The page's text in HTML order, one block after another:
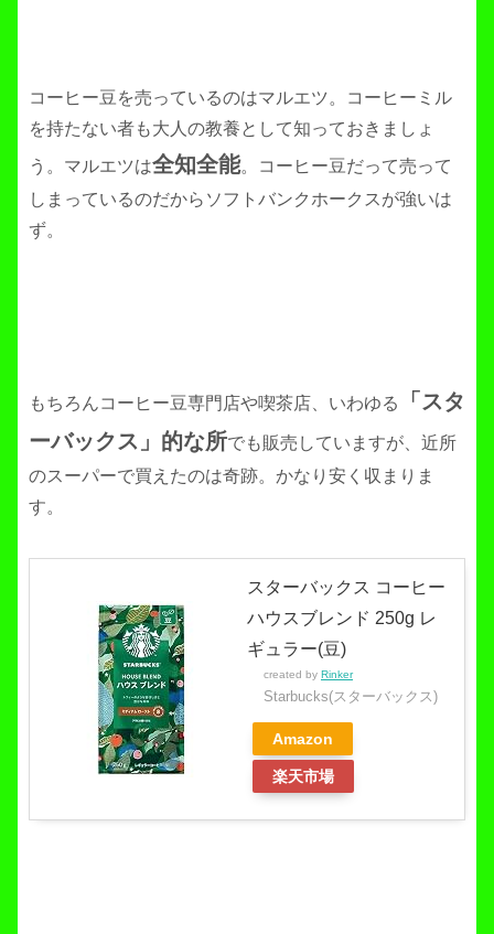
コーヒー豆を売っているのはマルエツ。コーヒーミル
を持たない者も大人の教養として知っておきましょ
う。マルエツは全知全能。コーヒー豆だって売って
しまっているのだからソフトバンクホークスが強いは
ず。
もちろんコーヒー豆専門店や喫茶店、いわゆる
「スタ
ーバックス」的な所でも販売していますが、近所
のスーパーで買えたのは奇跡。かなり安く収まりま
す。
スターバックス コーヒー
ハウスブレンド 250g レ
ギュラー(豆)
created by Rinker
Starbucks(スターバックス)
Amazon
楽天市場